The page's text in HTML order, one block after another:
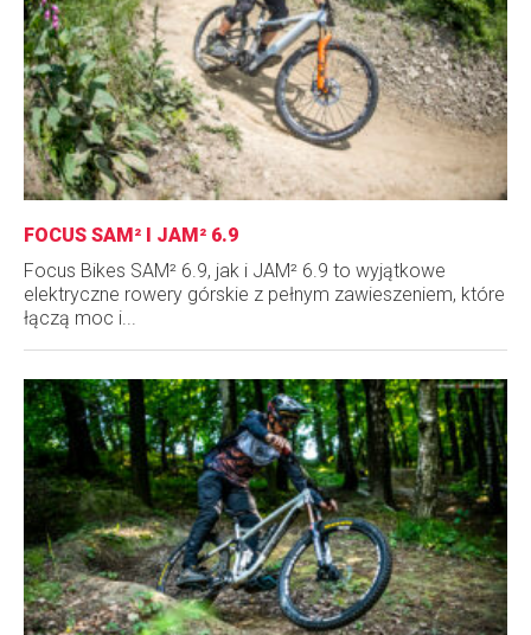
FOCUS SAM² I JAM² 6.9
Focus Bikes SAM² 6.9, jak i JAM² 6.9 to wyjątkowe
elektryczne rowery górskie z pełnym zawieszeniem, które
łączą moc i...